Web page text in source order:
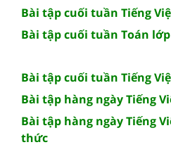
Bài tập cuối tuần Tiếng
Bài tập cuối tuần Toán
Bài tập cuối tuần Tiếng
Bài tập hàng ngày Tiếng
Bài tập hàng ngày Tiếng
thức